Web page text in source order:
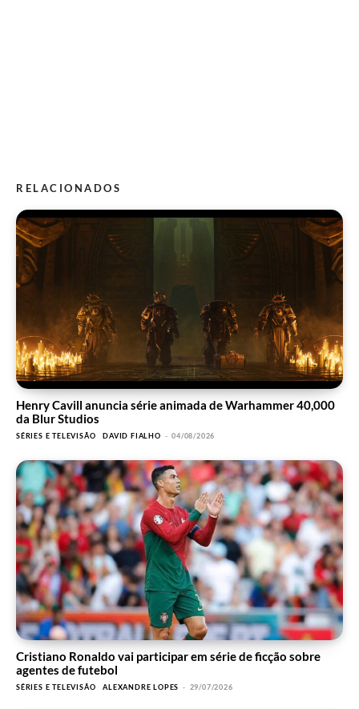
RELACIONADOS
Henry Cavill anuncia série animada de Warhammer 40,000
da Blur Studios
SÉRIES E TELEVISÃO DAVID FIALHO - 04/08/2026
Cristiano Ronaldo vai participar em série de ficção sobre
agentes de futebol
SÉRIES E TELEVISÃO ALEXANDRE LOPES - 29/07/2026